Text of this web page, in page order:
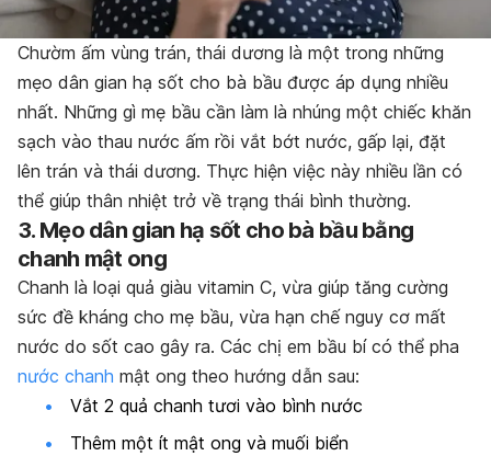
Chườm ấm vùng trán, thái dương là một trong những
mẹo dân gian hạ sốt cho bà bầu được áp dụng nhiều
nhất. Những gì mẹ bầu cần làm là nhúng một chiếc khăn
sạch vào thau nước ấm rồi vắt bớt nước, gấp lại, đặt
lên trán và thái dương. Thực hiện việc này nhiều lần có
thể giúp thân nhiệt trở về trạng thái bình thường.
3. Mẹo dân gian hạ sốt cho bà bầu bằng
chanh mật ong
Chanh là loại quả giàu vitamin C, vừa giúp tăng cường
sức đề kháng cho mẹ bầu, vừa hạn chế nguy cơ mất
nước do sốt cao gây ra. Các chị em bầu bí có thể pha
nước chanh mật ong theo hướng dẫn sau:
Vắt 2 quả chanh tươi vào bình nước
Thêm một ít mật ong và muối biển